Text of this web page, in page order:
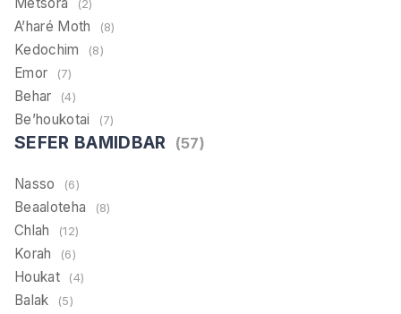
Metsora (2)
A’haré Moth (8)
Kedochim (8)
Emor (7)
Behar (4)
Be’houkotai (7)
SEFER BAMIDBAR (57)
Nasso (6)
Beaaloteha (8)
Chlah (12)
Korah (6)
Houkat (4)
Balak (5)